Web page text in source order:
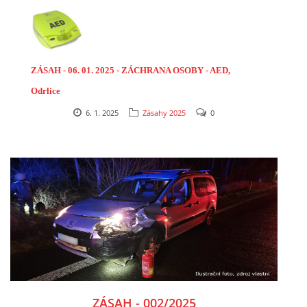
FOTOGALERIE
VIDEOGALERIE
E-KRONIKA
PARTNEŘI
KONTAKTY
ZÁSAH - 06. 01. 2025 - ZÁCHRANA OSOBY - AED,
Odrlice
6. 1. 2025 Zásahy 2025 0
ZÁSAH - 002/2025